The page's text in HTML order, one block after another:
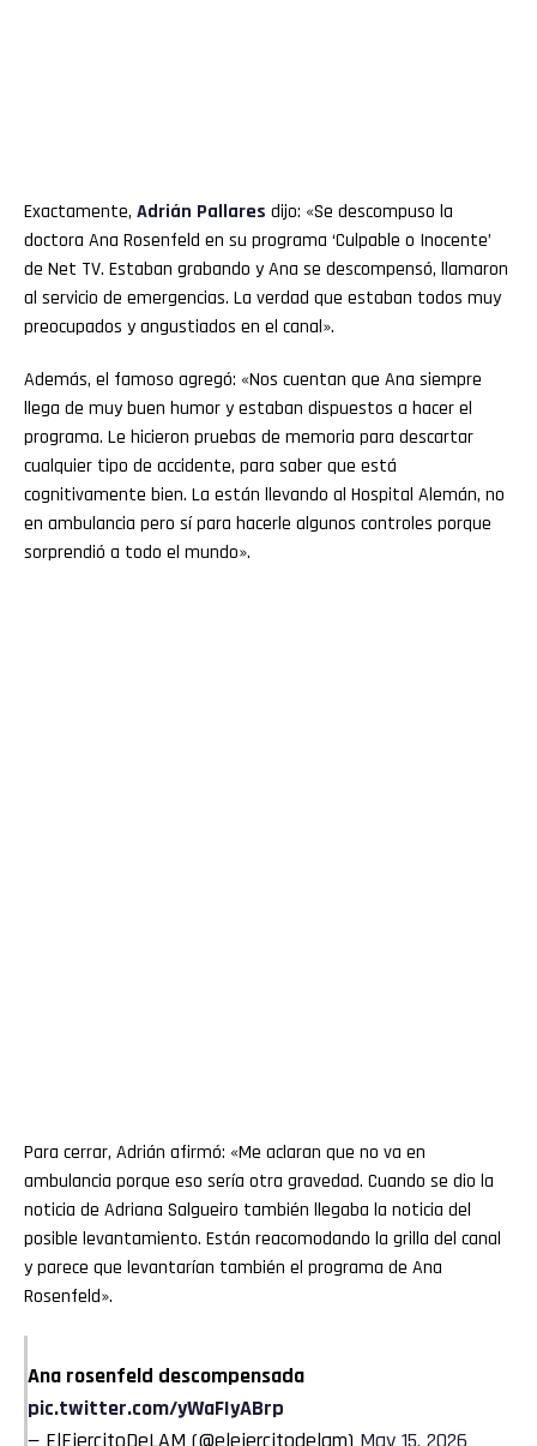
Exactamente, Adrián Pallares dijo: «Se descompuso la
doctora Ana Rosenfeld en su programa ‘Culpable o Inocente’
de Net TV. Estaban grabando y Ana se descompensó, llamaron
al servicio de emergencias. La verdad que estaban todos muy
preocupados y angustiados en el canal».
Además, el famoso agregó: «Nos cuentan que Ana siempre
llega de muy buen humor y estaban dispuestos a hacer el
programa. Le hicieron pruebas de memoria para descartar
cualquier tipo de accidente, para saber que está
cognitivamente bien. La están llevando al Hospital Alemán, no
en ambulancia pero sí para hacerle algunos controles porque
sorprendió a todo el mundo».
Para cerrar, Adrián afirmó: «Me aclaran que no va en
ambulancia porque eso sería otra gravedad. Cuando se dio la
noticia de Adriana Salgueiro también llegaba la noticia del
posible levantamiento. Están reacomodando la grilla del canal
y parece que levantarían también el programa de Ana
Rosenfeld».
Ana rosenfeld descompensada
pic.twitter.com/yWaFIyABrp
— ElEjercitoDeLAM (@elejercitodelam) May 15, 2026